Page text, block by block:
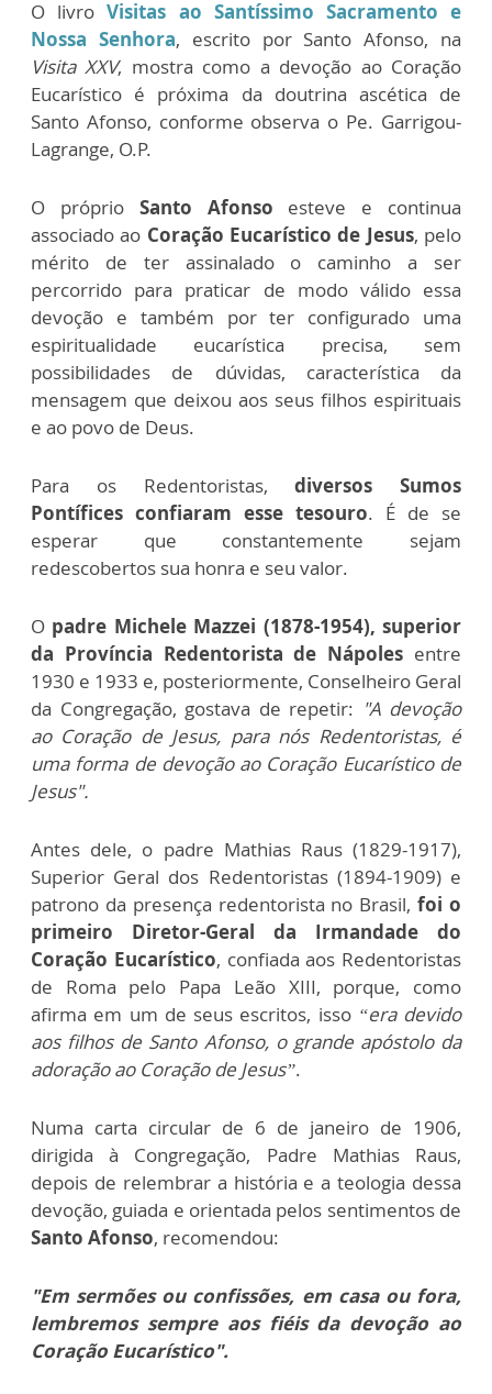
O livroVisitas ao Santíssimo Sacramento e
Nossa Senhora, escrito por Santo Afonso, na
Visita XXV, mostra como a devoção ao Coração
Eucarístico é próxima da doutrina ascética de
Santo Afonso, conforme observa o Pe. Garrigou-
Lagrange, O.P.
O próprio Santo Afonso esteve e continua
associado ao Coração Eucarístico de Jesus, pelo
mérito de ter assinalado o caminho a ser
percorrido para praticar de modo válido essa
devoção e também por ter configurado uma
espiritualidade eucarística precisa, sem
possibilidades de dúvidas, característica da
mensagem que deixou aos seus filhos espirituais
e ao povo de Deus.
Para os Redentoristas, diversos Sumos
Pontífices confiaram esse tesouro. É de se
esperar que constantemente sejam
redescobertos sua honra e seu valor.
O padre Michele Mazzei (1878-1954), superior
da Província Redentorista de Nápoles entre
1930 e 1933 e, posteriormente, Conselheiro Geral
da Congregação, gostava de repetir: "A devoção
ao Coração de Jesus, para nós Redentoristas, é
uma forma de devoção ao Coração Eucarístico de
Jesus".
Antes dele, o padre Mathias Raus (1829-1917),
Superior Geral dos Redentoristas (1894-1909) e
patrono da presença redentorista no Brasil,foi o
primeiro Diretor-Geral da Irmandade do
Coração Eucarístico, confiada aos Redentoristas
de Roma pelo Papa Leão XIII, porque, como
afirma em um de seus escritos, isso “era devido
aos filhos de Santo Afonso, o grande apóstolo da
adoração ao Coração de Jesus”.
Numa carta circular de 6 de janeiro de 1906,
dirigida à Congregação, Padre Mathias Raus,
depois de relembrar a história e a teologia dessa
devoção, guiada e orientada pelos sentimentos de
Santo Afonso, recomendou:
"Em sermões ou confissões, em casa ou fora,
lembremos sempre aos fiéis da devoção ao
Coração Eucarístico".